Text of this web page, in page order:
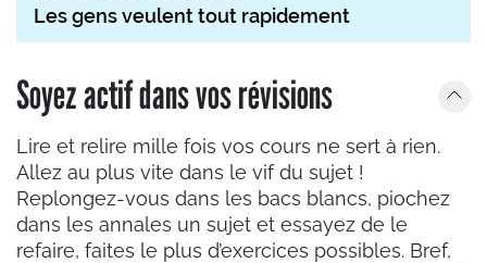
Les gens veulent tout rapidement
Soyez actif dans vos révisions
Lire et relire mille fois vos cours ne sert à rien.
Allez au plus vite dans le vif du sujet !
Replongez-vous dans les bacs blancs, piochez
dans les annales un sujet et essayez de le
refaire, faites le plus d’exercices possibles. Bref,